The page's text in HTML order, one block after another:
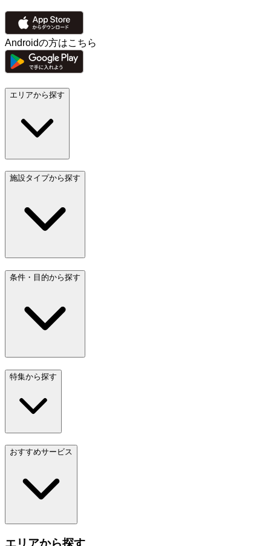
Androidの方はこちら
エリアから探す
施設タイプから探す
条件・目的から探す
特集から探す
おすすめサービス
エリアから探す